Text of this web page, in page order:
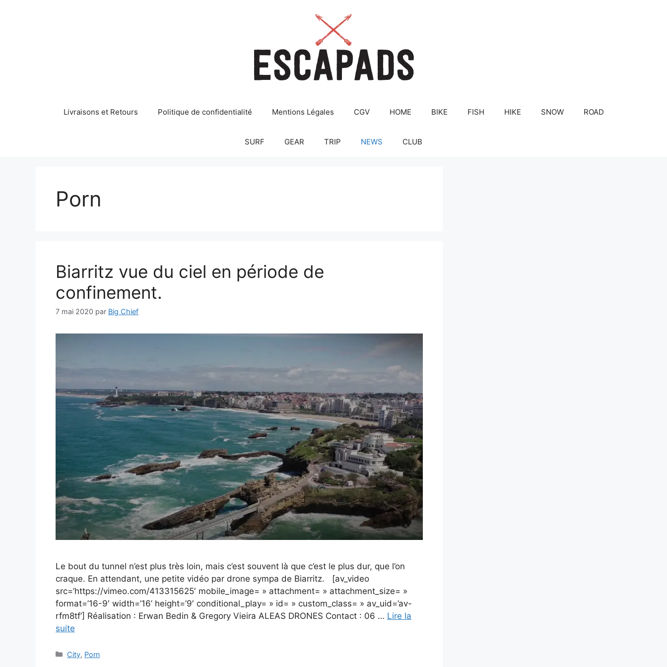
Livraisons et Retours Politique de confidentialité Mentions Légales CGV HOME BIKE FISH HIKE SNOW ROAD
SURF GEAR TRIP NEWS CLUB
Porn
Biarritz vue du ciel en période de
confinement.
7 mai 2020 par Big Chief
Le bout du tunnel n’est plus très loin, mais c’est souvent là que c’est le plus dur, que l’on
craque. En attendant, une petite vidéo par drone sympa de Biarritz. [av_video
src=’https://vimeo.com/413315625′ mobile_image= » attachment= » attachment_size= »
format=’16-9′ width=’16’ height=’9′ conditional_play= » id= » custom_class= » av_uid=’av-
rfm8tf’] Réalisation : Erwan Bedin & Gregory Vieira ALEAS DRONES Contact : 06 … Lire la
suite
Catégories
City, Porn